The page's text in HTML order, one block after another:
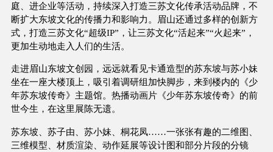
庭、进企业等活动，持续深入打造三苏文化传承活动品牌，不
断扩大东坡文化的传播力和影响力。眉山还通过多样的创新方
式，打造三苏文化“超级IP”，让三苏文化“活起来”“火起来”，
更加生动地走入人们的生活。
走进眉山东坡文创园，远远就看见卡通造型的苏东坡与苏小妹
坐在一座大楼顶上，吸引着调研组加快脚步，来到楼内的《少
年苏东坡传奇》主题馆。热播动画片《少年苏东坡传奇》的前
世今生，在这里展陈无遗。
苏东坡、苏子由、苏小妹、桐花凤……一张张有趣的二维图、
三维模型、材质渲染、动作延展等设计图和部分片段的分镜